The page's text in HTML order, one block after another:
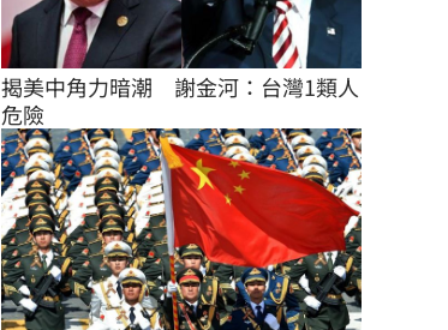
揭美中角力暗潮　謝金河：台灣1類人
危險